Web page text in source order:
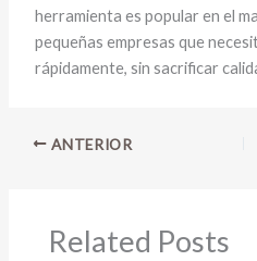
herramienta es popular en el
pequeñas empresas que
rápidamente, sin sacrificar
ANTERIOR
Related Posts